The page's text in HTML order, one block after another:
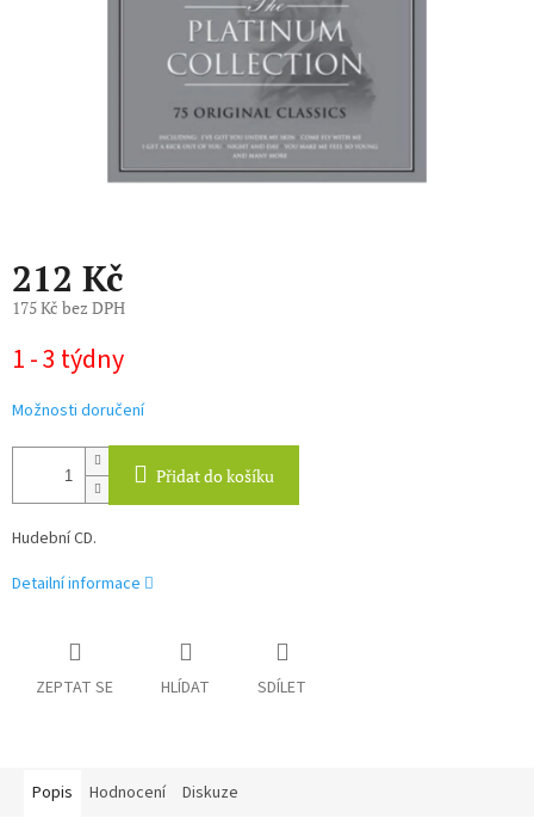
212 Kč
175 Kč bez DPH
cena:
1 - 3 týdny
Možnosti doručení
Přidat do košíku
Hudební CD.
Detailní informace
ZEPTAT SE HLÍDAT SDÍLET
Popis Hodnocení Diskuze